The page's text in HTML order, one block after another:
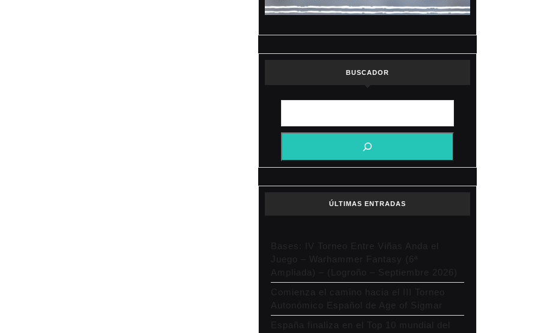
BUSCADOR
ÚLTIMAS ENTRADAS
Bases: IV Torneo Entre Viñas Anda el
Juego – Warhammer Fantasy (6ª
Ampliada) – (Logroño – Septiembre 2026)
Comienza el camino hacia el III Torneo
Autonómico Español de Age of Sigmar
España finaliza en el Top 10 mundial del